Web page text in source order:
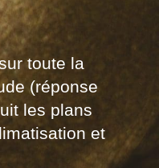
toute la
(réponse
les plans
et